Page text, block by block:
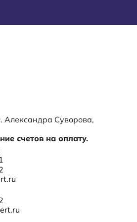
Александра Суворова,
счетов на оплату.